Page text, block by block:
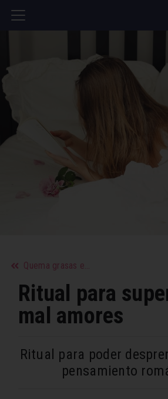
Quema grasas en verano con poco volumen y mucha intensidad
Ritual para
mal amores
Ritual para poder
pensamiento